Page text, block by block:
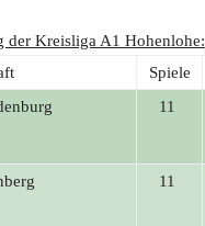
der Kreisliga A1 Hohenlohe:
Spiele
11
11